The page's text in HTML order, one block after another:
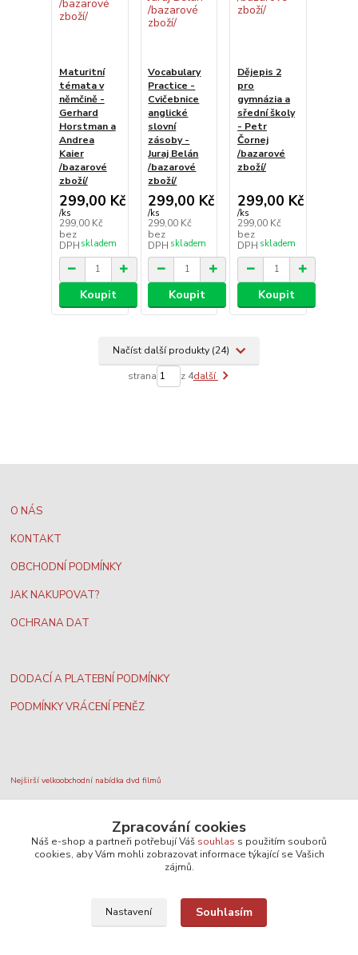
Maturitní
témata v
němčině -
Gerhard
Horstman a
Andrea
Kaier
/bazarové
zboží/
299,00 Kč
/ks
299,00 Kč
bez
DPH skladem
Koupit
Vocabulary
Practice -
Cvičebnice
anglické
slovní
zásoby -
Juraj Belán
/bazarové
zboží/
299,00 Kč
/ks
299,00 Kč
bez
DPH skladem
Koupit
Dějepis 2
pro
gymnázia a
sřední školy
- Petr
Čornej
/bazarové
zboží/
299,00 Kč
/ks
299,00 Kč
bez
DPH skladem
Koupit
Načíst další produkty (24)
strana z 4další
O NÁS
KONTAKT
OBCHODNÍ PODMÍNKY
JAK NAKUPOVAT?
OCHRANA DAT
DODACÍ A PLATEBNÍ PODMÍNKY
PODMÍNKY VRÁCENÍ PENĚZ
Nejširší velkoobchodní nabídka dvd filmů
Plážový volejbal, rezervace kurtůZpracování cookies
Náš e-shop a partneři potřebují Váš souhlas s použitím souborů
cookies, aby Vám mohli zobrazovat informace týkající se Vašich
zájmů.
Nastavení Souhlasím